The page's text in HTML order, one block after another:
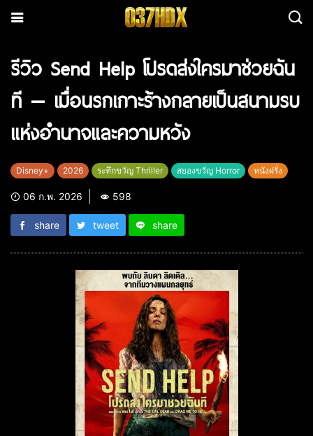
รีวิว Send Help โปรดส่งใครมาช่วยฉัน
ที — เมื่อนรกเกาะร้างกลายเป็นสนามรบ
แห่งอำนาจและความหวัง
Disney+ 2026 ระทึกขวัญ Thriller สยองขวัญ Horror หนังฝรั่ง
06 ก.พ. 2026 598
share tweet share